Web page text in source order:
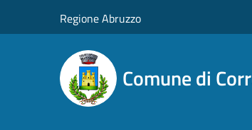
Regione Abruzzo
Comune di